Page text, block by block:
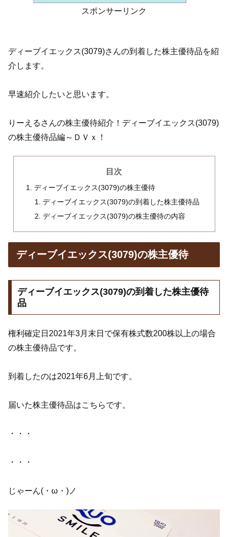
スポンサーリンク
ディーブイエックス(3079)さんの到着した株主優待品を紹
介します。
早速紹介したいと思います。
りーえるさんの株主優待紹介！ディーブイエックス(3079)
の株主優待品編～ＤＶｘ！
目次
ディーブイエックス(3079)の株主優待
ディーブイエックス(3079)の到着した株主優待品
ディーブイエックス(3079)の株主優待の内容
ディーブイエックス(3079)の株主優待
ディーブイエックス(3079)の到着した株主優待
品
権利確定日2021年3月末日で保有株式数200株以上の場合
の株主優待品です。
到着したのは2021年6月上旬です。
届いた株主優待品はこちらです。
・・・
・・・
じゃーん(・ω・)ノ